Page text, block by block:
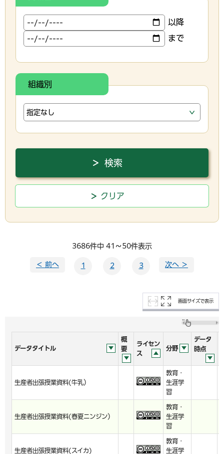
以降
まで
組織別
3686件中 41～50件表示
＜ 前へ 1 2 3 次へ ＞
画面サイズで表示
データタイトル
概
要
ライセン
ス
分野
データ
時点
生産者出張授業資料(牛乳）
教育・
生涯学
習
生産者出張授業資料(春夏ニンジン）
教育・
生涯学
習
生産者出張授業資料(スイカ)
教育・
生涯学